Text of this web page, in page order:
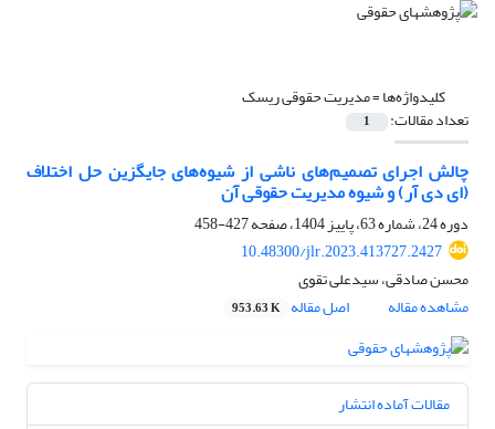
کلیدواژه‌ها =مدیریت حقوقی ریسک
تعداد مقالات: 1
چالش اجرای تصمیم‌های ناشی از شیوه‌های جایگزین حل اختلاف
(ای دی آر) و شیوه مدیریت حقوقی آن
دوره 24، شماره 63، پاییز 1404، صفحه
427-458
10.48300/jlr.2023.413727.2427
محسن صادقی، سیدعلی تقوی
مشاهده مقاله
اصل مقاله 953.63 K
مقالات آماده انتشار